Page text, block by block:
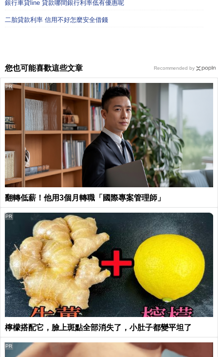
銀行車貸line 貸款哪間銀行利率低有優惠呢
二胎貸款利率 信用不好怎麼安全借錢
您也可能喜歡這些文章
翻轉低薪！他用3個月轉職「國際專案管理師」
PR
檸檬搭配它，臉上斑點全部消失了，小肚子都變平坦了
PR
PR
Recommended by